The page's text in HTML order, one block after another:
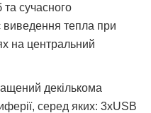
сучасного
виведення тепла при
на центральний
декількома
серед яких: 3xUSB